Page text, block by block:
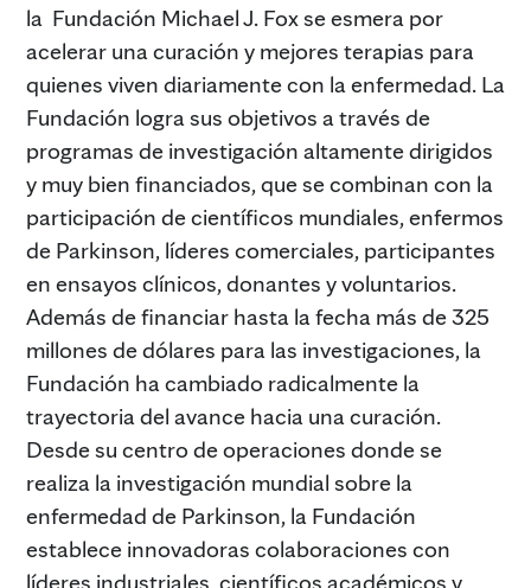
la Fundación Michael J. Fox se esmera por
acelerar una curación y mejores terapias para
quienes viven diariamente con la enfermedad. La
Fundación logra sus objetivos a través de
programas de investigación altamente dirigidos
y muy bien financiados, que se combinan con la
participación de científicos mundiales, enfermos
de Parkinson, líderes comerciales, participantes
en ensayos clínicos, donantes y voluntarios.
Además de financiar hasta la fecha más de 325
millones de dólares para las investigaciones, la
Fundación ha cambiado radicalmente la
trayectoria del avance hacia una curación.
Desde su centro de operaciones donde se
realiza la investigación mundial sobre la
enfermedad de Parkinson, la Fundación
establece innovadoras colaboraciones con
líderes industriales, científicos académicos y